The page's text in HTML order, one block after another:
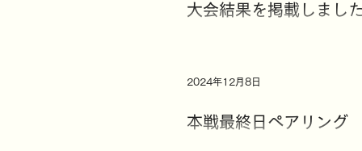
大会結果を掲載しました
本戦最終日ペアリング
2024年12月8日